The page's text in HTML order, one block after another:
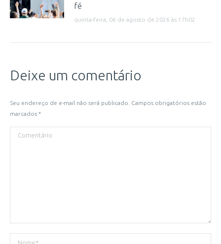
fé
quinta-feira, 06 de agosto de 2026 às 17h02
Deixe um comentário
Seu endereço de e-mail não será publicado. Campos obrigatórios estão
marcados *
Comentário
Nome *